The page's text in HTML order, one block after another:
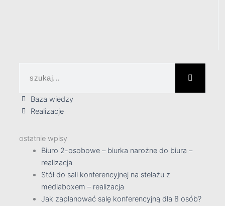
Baza wiedzy
Realizacje
ostatnie wpisy
Biuro 2-osobowe – biurka narożne do biura –
realizacja
Stół do sali konferencyjnej na stelażu z
mediaboxem – realizacja
Jak zaplanować salę konferencyjną dla 8 osób?